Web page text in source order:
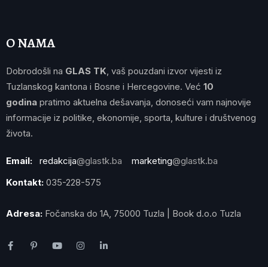
O NAMA
Dobrodošli na GLAS TK, vaš pouzdani izvor vijesti iz
Tuzlanskog kantona i Bosne i Hercegovine. Već 10
godina pratimo aktuelna dešavanja, donoseći vam najnovije
informacije iz politike, ekonomije, sporta, kulture i društvenog
života.
Email: redakcija@glastk.ba marketing@glastk.ba
Kontakt: 035-228-575
Adresa: Fočanska do 1A, 75000 Tuzla | Book d.o.o Tuzla